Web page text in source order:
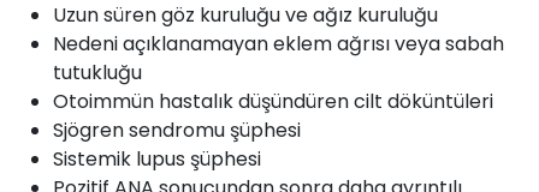
Uzun süren göz kuruluğu ve ağız kuruluğu
Nedeni açıklanamayan eklem ağrısı veya sabah
tutukluğu
Otoimmün hastalık düşündüren cilt döküntüleri
Sjögren sendromu şüphesi
Sistemik lupus şüphesi